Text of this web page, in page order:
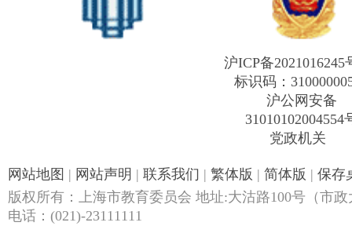
沪ICP备2021016245
标识码：
沪公网安备
31010102004554
党政机关
网站地图 | 网站声明 | 联系我们 | 繁体版 | 简体版 | 保存
版权所有：上海市教育委员会 地址:大沽路100号（市
电话：(021)-23111111